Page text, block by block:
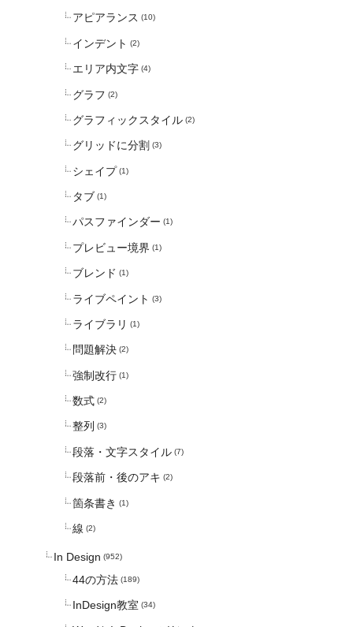
アピアランス (10)
インデント (2)
エリア内文字 (4)
グラフ (2)
グラフィックスタイル (2)
グリッドに分割 (3)
シェイプ (1)
タブ (1)
パスファインダー (1)
プレビュー境界 (1)
ブレンド (1)
ライブペイント (3)
ライブラリ (1)
問題解決 (2)
強制改行 (1)
数式 (2)
整列 (3)
段落・文字スタイル (7)
段落前・後のアキ (2)
箇条書き (1)
線 (2)
In Design (952)
44の方法 (189)
InDesign教室 (34)